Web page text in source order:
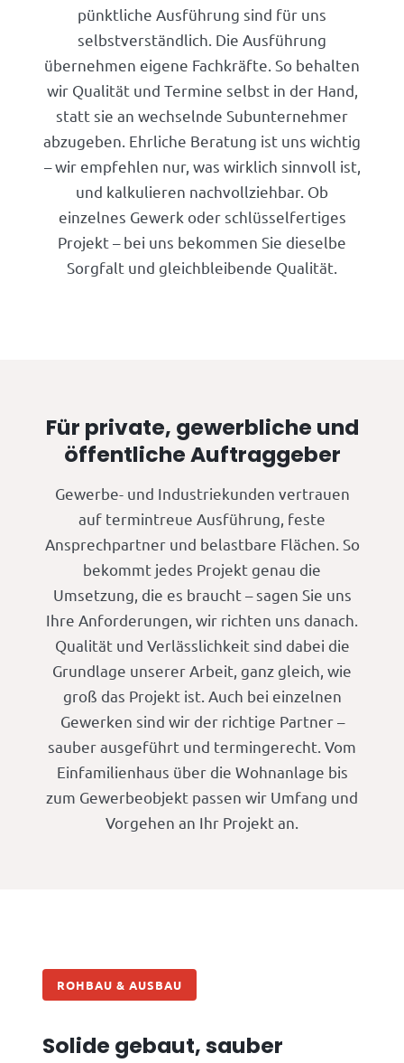
pünktliche Ausführung sind für uns
selbstverständlich. Die Ausführung
übernehmen eigene Fachkräfte. So behalten
wir Qualität und Termine selbst in der Hand,
statt sie an wechselnde Subunternehmer
abzugeben. Ehrliche Beratung ist uns wichtig
– wir empfehlen nur, was wirklich sinnvoll ist,
und kalkulieren nachvollziehbar. Ob
einzelnes Gewerk oder schlüsselfertiges
Projekt – bei uns bekommen Sie dieselbe
Sorgfalt und gleichbleibende Qualität.
Für private, gewerbliche und
öffentliche Auftraggeber
Gewerbe- und Industriekunden vertrauen
auf termintreue Ausführung, feste
Ansprechpartner und belastbare Flächen. So
bekommt jedes Projekt genau die
Umsetzung, die es braucht – sagen Sie uns
Ihre Anforderungen, wir richten uns danach.
Qualität und Verlässlichkeit sind dabei die
Grundlage unserer Arbeit, ganz gleich, wie
groß das Projekt ist. Auch bei einzelnen
Gewerken sind wir der richtige Partner –
sauber ausgeführt und termingerecht. Vom
Einfamilienhaus über die Wohnanlage bis
zum Gewerbeobjekt passen wir Umfang und
Vorgehen an Ihr Projekt an.
ROHBAU & AUSBAU
Solide gebaut, sauber